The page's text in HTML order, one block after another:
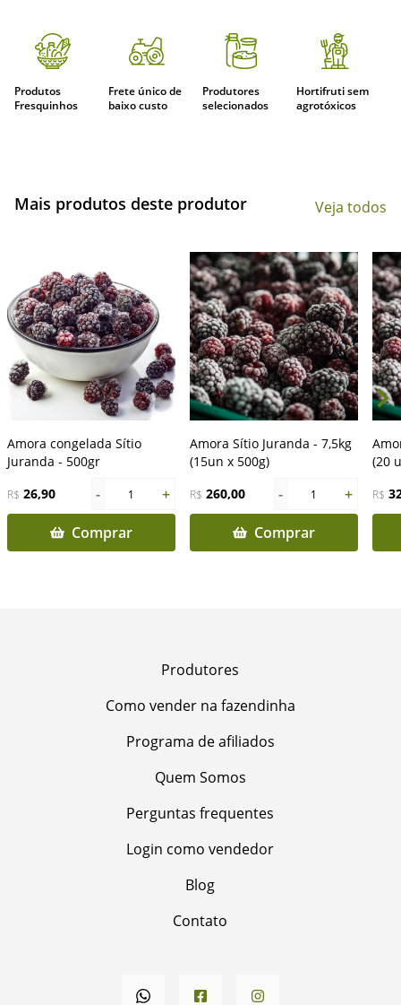
Produtos
Fresquinhos
Frete único de
baixo custo
Produtores
selecionados
Hortifruti sem
agrotóxicos
Mais produtos deste produtor Veja todos
Amora congelada Sítio
Juranda - 500gr
R$ 26,90 - 1
+
Comprar
Amora Sítio Juranda - 7,5kg
(15un x 500g)
R$ 260,00 - 1
+
Comprar
(20
R$
Produtores
Como vender na fazendinha
Programa de afiliados
Quem Somos
Perguntas frequentes
Login como vendedor
Blog
Contato